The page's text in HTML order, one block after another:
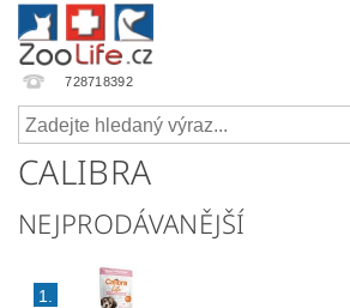
728718392
CALIBRA
NEJPRODÁVANĚJŠÍ
1.